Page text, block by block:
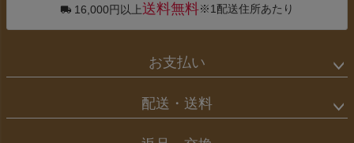
16,000円以上送料無料※1配送住所あたり
お支払い
配送・送料